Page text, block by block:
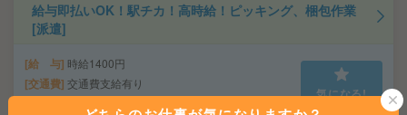
給与即払いOK！駅チカ！高時給！ピッキング、梱包作業
[派遣]
給 与 時給1400円
交通費 交通費支給有り
気になる!